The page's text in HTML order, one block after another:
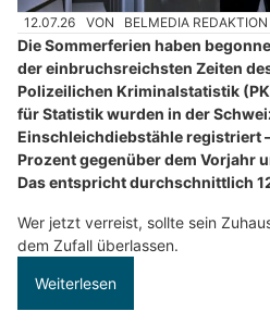
12.07.26 VON BELMEDIA REDAKTION
Die Sommerferien haben
der einbruchsreichsten Zeiten
Polizeilichen Kriminalstatistik
für Statistik wurden in der
Einschleichdiebstähle registriert
Prozent gegenüber dem Vorjahr
Das entspricht durchschnittlich
Wer jetzt verreist, sollte sein
dem Zufall überlassen.
Weiterlesen